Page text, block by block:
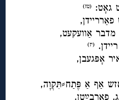
גאָט:(טז)
מדבר אַוועקעט,
(יז)
אָפּגעבן,
אַף אַ פֶּתַח⸗תִּקְוָה,
פאַרבײַטן.